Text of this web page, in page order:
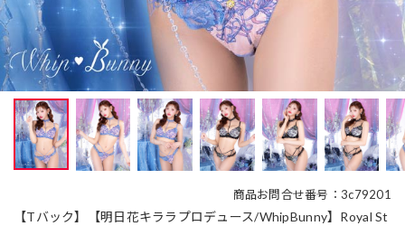
商品お問合せ番号：3c79201
【Tバック】【明日花キララプロデュース/WhipBunny】Royal St